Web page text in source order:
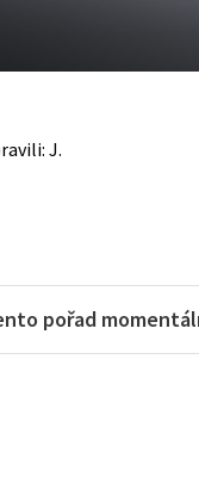
J.
pořad